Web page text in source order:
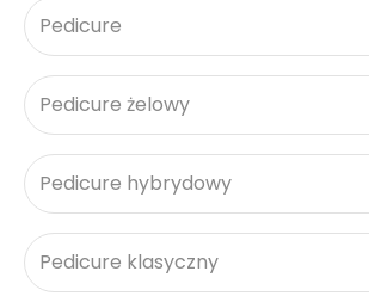
Pedicure
Pedicure żelowy
Pedicure hybrydowy
Pedicure klasyczny